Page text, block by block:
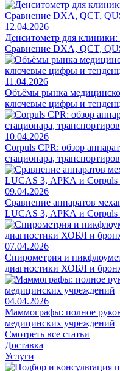
12.04.2026
Денситометр для клиники:
Сравнение DXA, QCT,
11.04.2026
Объёмы рынка
ключевые цифры и
10.04.2026
Corpuls CPR: обзор
стационара,
09.04.2026
Сравнение аппаратов
LUCAS 3, АРКА и Corpuls
07.04.2026
Спирометрия и
диагностики ХОБЛ и
04.04.2026
Маммографы: полное
медицинских учреждений
Смотреть все статьи
Доставка
Услуги